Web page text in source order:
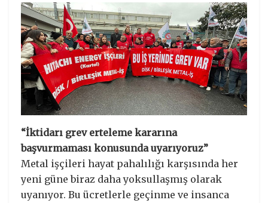
“İktidarı grev erteleme kararına
başvurmaması konusunda uyarıyoruz”
Metal işçileri hayat pahalılığı karşısında her
yeni güne biraz daha yoksullaşmış olarak
uyanıyor. Bu ücretlerle geçinme ve insanca